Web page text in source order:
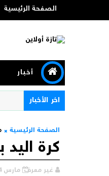
الصفحة الرئيسية
أخبار
اخر الأخبار
الصفحة الرئيسية
كرة
غير معرف مارس 24, 2022